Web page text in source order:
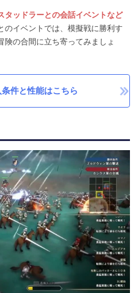
タッドラーとの会話イベントなど
のイベントでは、模擬戦に勝利す
険の合間に立ち寄ってみましょ
件と性能はこちら